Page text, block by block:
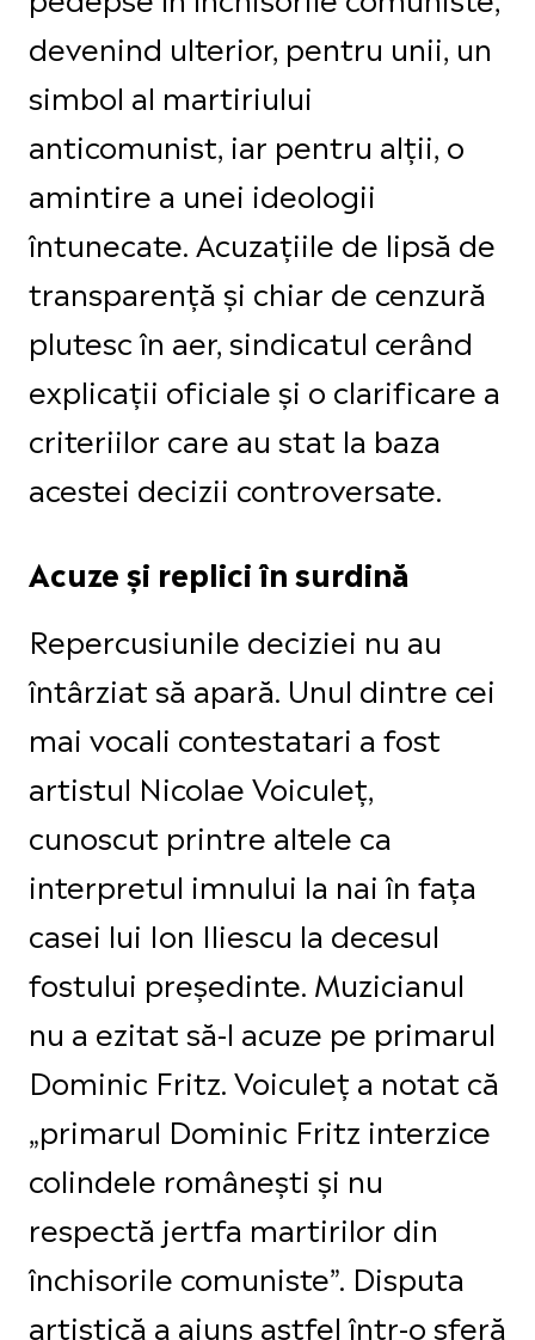
devenind ulterior, pentru unii, un
simbol al martiriului
anticomunist, iar pentru alții, o
amintire a unei ideologii
întunecate. Acuzațiile de lipsă de
transparență și chiar de cenzură
plutesc în aer, sindicatul cerând
explicații oficiale și o clarificare a
criteriilor care au stat la baza
acestei decizii controversate.
Acuze și replici în surdină
Repercusiunile deciziei nu au
întârziat să apară. Unul dintre cei
mai vocali contestatari a fost
artistul Nicolae Voiculeț,
cunoscut printre altele ca
interpretul imnului la nai în fața
casei lui Ion Iliescu la decesul
fostului președinte. Muzicianul
nu a ezitat să-l acuze pe primarul
Dominic Fritz. Voiculeț a notat că
„primarul Dominic Fritz interzice
colindele românești și nu
respectă jertfa martirilor din
închisorile comuniste”. Disputa
artistică a ajuns astfel într-o sferă